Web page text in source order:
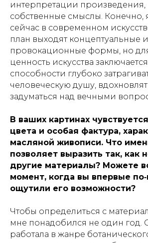
интерпретации произведения,
собственные смыслы. Конечно,
сейчас в современном
план выходят концептуальные
провокационные формы, но
ценность искусства
способности глубоко
человеческую душу,
задуматься над вечными
В ваших картинах
цвета и особая фактура,
масляной живописи. Что
позволяет выразить так, как
другие материалы? Можете
момент, когда вы впервые
ощутили его возможности?
Чтобы определиться с
мне понадобился не один год.
работала в жанре